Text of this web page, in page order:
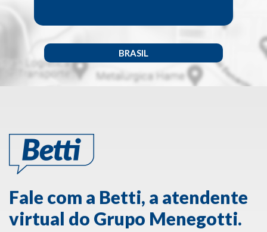
BRASIL
Fale com a Betti, a atendente
virtual do Grupo Menegotti.